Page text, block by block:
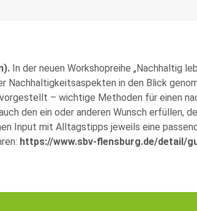
In der neuen Workshopreihe „Nachhaltig
in den Blick
– wichtige Methoden für einen
den ein oder anderen Wunsch erfüllen,
Input mit Alltagstipps jeweils eine
https://www.sbv-flensburg.de/detail/